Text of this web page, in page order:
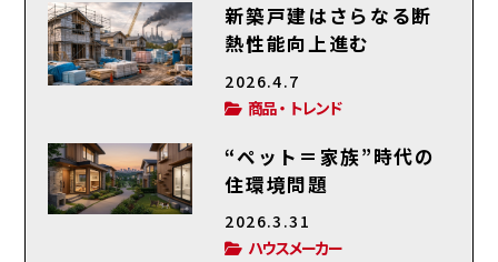
新築戸建はさらなる断
熱性能向上進む
2026.4.7
商品・トレンド
“ペット＝家族”時代の
住環境問題
2026.3.31
ハウスメーカー